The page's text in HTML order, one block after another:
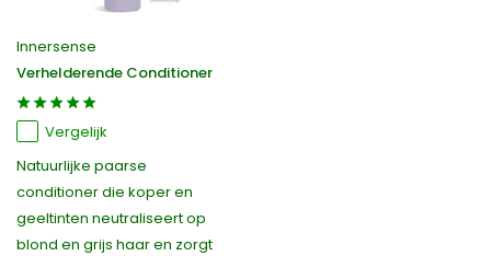
Innersense
Verhelderende Conditioner
Vergelijk
Natuurlijke paarse
conditioner die koper en
geeltinten neutraliseert op
blond en grijs haar en zorgt